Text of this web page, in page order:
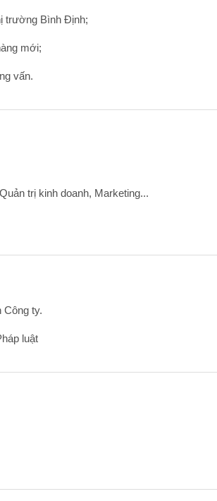
trường Bình Định;
mới;
vấn.
trị kinh doanh, Marketing...
ty.
luật